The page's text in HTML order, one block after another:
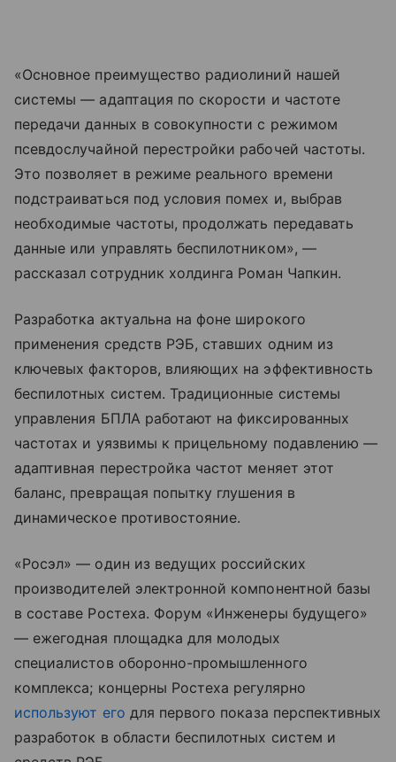
«Основное преимущество радиолиний нашей
системы — адаптация по скорости и частоте
передачи данных в совокупности с режимом
псевдослучайной перестройки рабочей частоты.
Это позволяет в режиме реального времени
подстраиваться под условия помех и, выбрав
необходимые частоты, продолжать передавать
данные или управлять беспилотником», —
рассказал сотрудник холдинга Роман Чапкин.
Разработка актуальна на фоне широкого
применения средств РЭБ, ставших одним из
ключевых факторов, влияющих на эффективность
беспилотных систем. Традиционные системы
управления БПЛА работают на фиксированных
частотах и уязвимы к прицельному подавлению —
адаптивная перестройка частот меняет этот
баланс, превращая попытку глушения в
динамическое противостояние.
«Росэл» — один из ведущих российских
производителей электронной компонентной базы
в составе Ростеха. Форум «Инженеры будущего»
— ежегодная площадка для молодых
специалистов оборонно-промышленного
комплекса; концерны Ростеха регулярно
используют его для первого показа перспективных
разработок в области беспилотных систем и